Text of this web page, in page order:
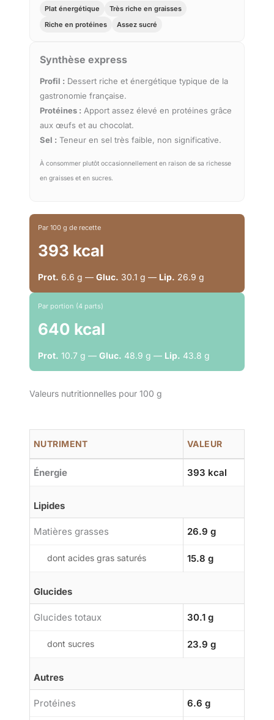
Plat énergétique
Très riche en graisses
Riche en protéines
Assez sucré
Synthèse express
Profil : Dessert riche et énergétique typique de la
gastronomie française.
Protéines : Apport assez élevé en protéines grâce
aux œufs et au chocolat.
Sel : Teneur en sel très faible, non significative.
À consommer plutôt occasionnellement en raison de sa richesse
en graisses et en sucres.
Par 100 g de recette
393 kcal
Prot. 6.6 g — Gluc. 30.1 g — Lip. 26.9 g
Par portion (4 parts)
640 kcal
Prot. 10.7 g — Gluc. 48.9 g — Lip. 43.8 g
Valeurs nutritionnelles pour 100 g
NUTRIMENT VALEUR
Énergie 393 kcal
Lipides
Matières grasses 26.9 g
dont acides gras saturés 15.8 g
Glucides
Glucides totaux 30.1 g
dont sucres 23.9 g
Autres
Protéines 6.6 g